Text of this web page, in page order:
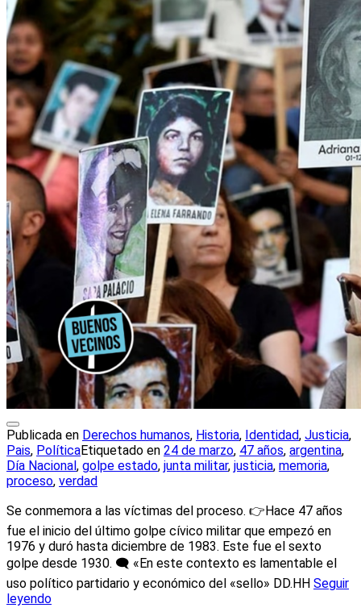
Publicada en Derechos humanos, Historia, Identidad, Justicia,
Pais, PolíticaEtiquetado en 24 de marzo, 47 años, argentina,
Día Nacional , golpe estado, junta militar, justicia, memoria,
proceso, verdad
Se conmemora a las víctimas del proceso. 👉Hace 47 años
fue el inicio del último golpe cívico militar que empezó en
1976 y duró hasta diciembre de 1983. Este fue el sexto
golpe desde 1930. 🗨 «En este contexto es lamentable el
uso político partidario y económico del «sello» DD.HH Seguir
leyendo